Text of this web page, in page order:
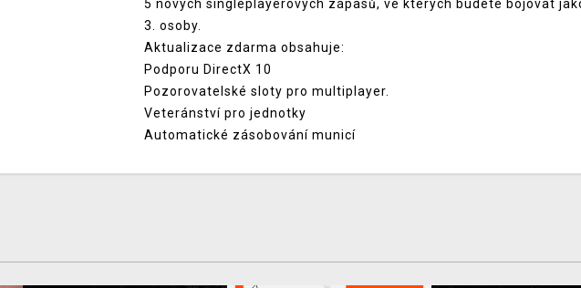
5 nových singleplayerových zápasů, ve kterých budete bojovat
3. osoby.
Aktualizace zdarma obsahuje:
Podporu DirectX 10
Pozorovatelské sloty pro multiplayer.
Veteránství pro jednotky
Automatické zásobování municí